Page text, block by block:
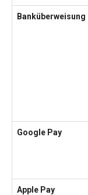
Banküberweisung
Google Pay
Apple Pay